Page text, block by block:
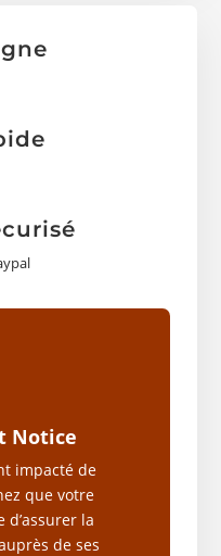
Notice
impacté de
que votre
la
de ses